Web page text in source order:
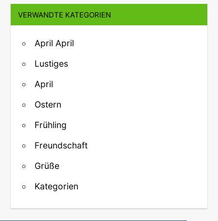
VERWANDTE KATEGORIEN
April April
Lustiges
April
Ostern
Frühling
Freundschaft
Grüße
Kategorien